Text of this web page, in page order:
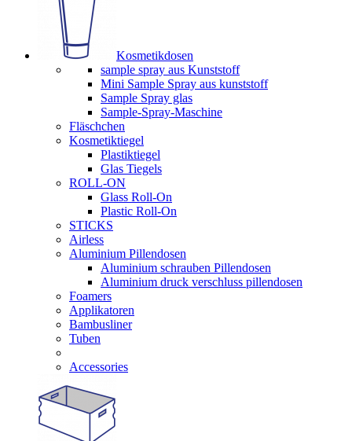
Kosmetikdosen
sample spray aus Kunststoff
Mini Sample Spray aus kunststoff
Sample Spray glas
Sample-Spray-Maschine
Fläschchen
Kosmetiktiegel
Plastiktiegel
Glas Tiegels
ROLL-ON
Glass Roll-On
Plastic Roll-On
STICKS
Airless
Aluminium Pillendosen
Aluminium schrauben Pillendosen
Aluminium druck verschluss pillendosen
Foamers
Applikatoren
Bambusliner
Tuben
Accessories